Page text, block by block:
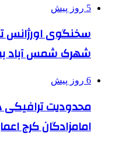
5 روز پیش
سخنگوی اورژانس
شهرک شمس آباد به ۲۱نفر
6 روز پیش
محدودیت
امامزادگان کرج